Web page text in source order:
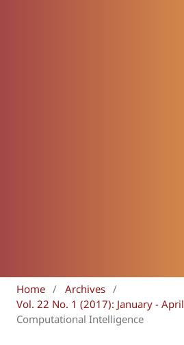
Home / Archives /
Vol. 22 No. 1 (2017): January - April
Computational Intelligence